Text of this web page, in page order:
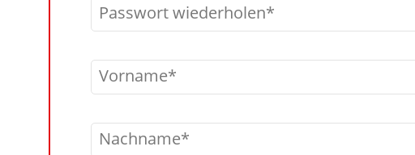
Passwort wiederholen
Vorname
Nachname